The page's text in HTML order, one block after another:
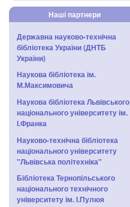
Наші партнери
Державна науково-технічна
бібліотека України (ДНТБ
України)
Наукова бібліотека ім.
М.Максимовича
Наукова бібліотека Львівського
національного університету ім.
І.Франка
Науково-технічна бібліотека
національного університету
"Львівська політехніка"
Бібліотека Тернопільського
національного технічного
університету ім. І.Пулюя